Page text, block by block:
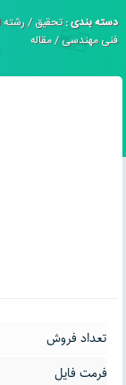
دسته بندی :تحقیق/رشته
فنی مهندسی/مقاله
تعداد فروش
فرمت فایل